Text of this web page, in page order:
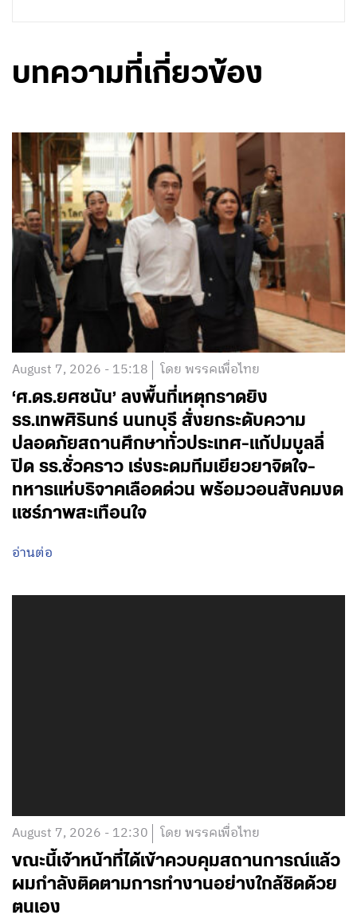
บทความที่เกี่ยวข้อง
August 7, 2026 - 15:18 โดย พรรคเพื่อไทย
‘ศ.ดร.ยศชนัน’ ลงพื้นที่เหตุกราดยิง
รร.เทพศิรินทร์ นนทบุรี สั่งยกระดับความ
ปลอดภัยสถานศึกษาทั่วประเทศ-แก้ปมบูลลี่
ปิด รร.ชั่วคราว เร่งระดมทีมเยียวยาจิตใจ-
ทหารแห่บริจาคเลือดด่วน พร้อมวอนสังคมงด
แชร์ภาพสะเทือนใจ
อ่านต่อ
August 7, 2026 - 12:30 โดย พรรคเพื่อไทย
ขณะนี้เจ้าหน้าที่ได้เข้าควบคุมสถานการณ์แล้ว
ผมกำลังติดตามการทำงานอย่างใกล้ชิดด้วย
ตนเอง